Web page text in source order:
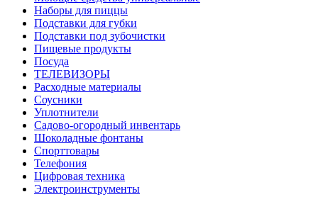
Наборы для пиццы
Подставки для губки
Подставки под зубочистки
Пищевые продукты
Посуда
ТЕЛЕВИЗОРЫ
Расходные материалы
Соусники
Уплотнители
Садово-огородный инвентарь
Шоколадные фонтаны
Спорттовары
Телефония
Цифровая техника
Электроинструменты